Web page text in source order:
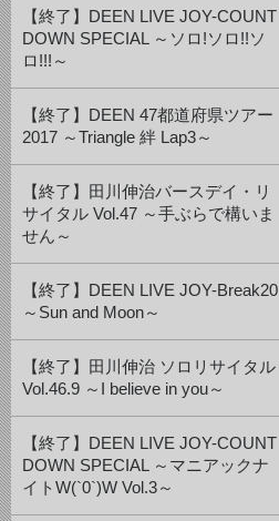
【終了】DEEN LIVE JOY-COUNT
DOWN SPECIAL ～ソロ!ソロ!!ソ
ロ!!!～
【終了】DEEN 47都道府県ツアー
2017 ～Triangle 絆 Lap3～
【終了】田川伸治バースデイ・リ
サイタル Vol.47 ～手ぶらで構いま
せん～
【終了】DEEN LIVE JOY-Break20
～Sun and Moon～
【終了】田川伸治 ソロリサイタル
Vol.46.9 ～I believe in you～
【終了】DEEN LIVE JOY-COUNT
DOWN SPECIAL ～マニアックナ
イトW(`0`)W Vol.3～